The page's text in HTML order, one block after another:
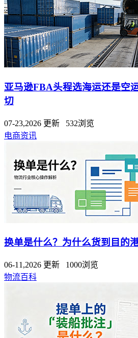
亚马逊FBA头程选海运还是空
切
07-23,2026 更新 532浏览
电商资讯
换单是什么？为什么货到目的
06-11,2026 更新 1000浏览
物流百科